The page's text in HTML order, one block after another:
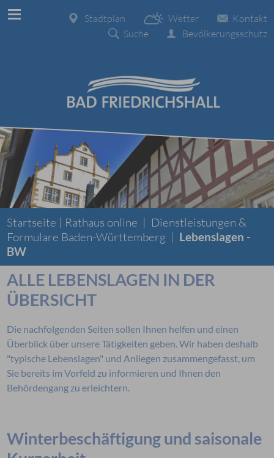
Kontakt
Wetter
Stadtplan
Bevölkerungsschutz
Suche
Startseite | Rathaus online | Dienstleistungen &
Formulare Baden-Württemberg | Lebenslagen -
BW
ALLE LEBENSLAGEN IN DER
ÜBERSICHT
Die nachfolgenden Seiten sollen Ihnen helfen und einen
Überblick über unsere Tätigkeiten geben. Wir haben deshalb
"typische Lebenslagen" und Anliegen zusammengefasst, um
Sie bereits im Vorfeld zu informieren und Ihnen den
Behördengang zu erleichtern.
Winterbeschäftigung und saisonale